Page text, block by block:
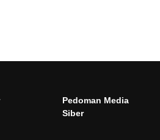
Pedoman Media
Siber